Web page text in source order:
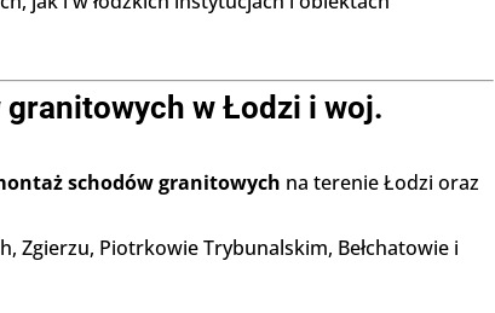
w Łodzi i woj.
schodów granitowych na terenie Łodzi oraz
Zgierzu, Piotrkowie Trybunalskim, Bełchatowie i